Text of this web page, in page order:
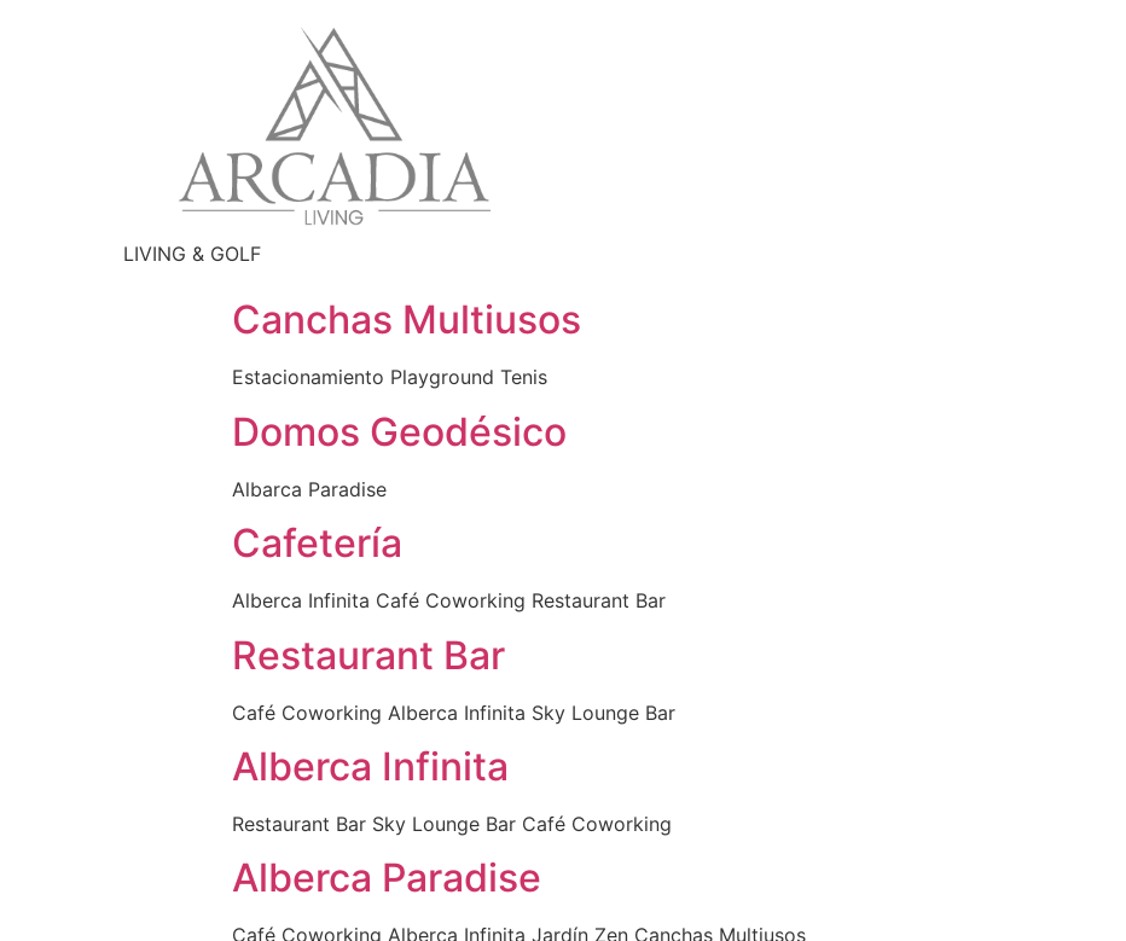
LIVING & GOLF
Canchas Multiusos
Estacionamiento Playground Tenis
Domos Geodésico
Albarca Paradise
Cafetería
Alberca Infinita Café Coworking Restaurant Bar
Restaurant Bar
Café Coworking Alberca Infinita Sky Lounge Bar
Alberca Infinita
Restaurant Bar Sky Lounge Bar Café Coworking
Alberca Paradise
Café Coworking Alberca Infinita Jardín Zen Canchas Multiusos